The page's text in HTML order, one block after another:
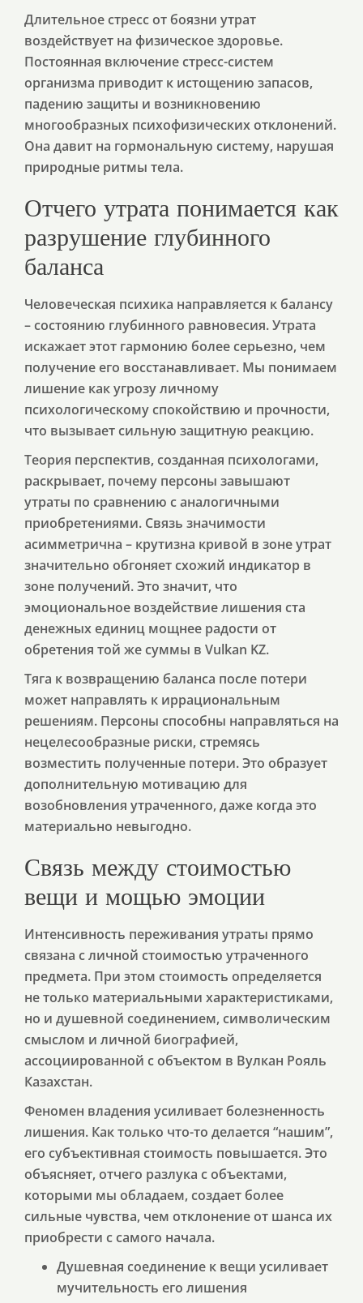
Длительное стресс от боязни утрат
воздействует на физическое здоровье.
Постоянная включение стресс-систем
организма приводит к истощению запасов,
падению защиты и возникновению
многообразных психофизических отклонений.
Она давит на гормональную систему, нарушая
природные ритмы тела.
Отчего утрата понимается как
разрушение глубинного
баланса
Человеческая психика направляется к балансу
– состоянию глубинного равновесия. Утрата
искажает этот гармонию более серьезно, чем
получение его восстанавливает. Мы понимаем
лишение как угрозу личному
психологическому спокойствию и прочности,
что вызывает сильную защитную реакцию.
Теория перспектив, созданная психологами,
раскрывает, почему персоны завышают
утраты по сравнению с аналогичными
приобретениями. Связь значимости
асимметрична – крутизна кривой в зоне утрат
значительно обгоняет схожий индикатор в
зоне получений. Это значит, что
эмоциональное воздействие лишения ста
денежных единиц мощнее радости от
обретения той же суммы в Vulkan KZ.
Тяга к возвращению баланса после потери
может направлять к иррациональным
решениям. Персоны способны направляться на
нецелесообразные риски, стремясь
возместить полученные потери. Это образует
дополнительную мотивацию для
возобновления утраченного, даже когда это
материально невыгодно.
Связь между стоимостью
вещи и мощью эмоции
Интенсивность переживания утраты прямо
связана с личной стоимостью утраченного
предмета. При этом стоимость определяется
не только материальными характеристиками,
но и душевной соединением, символическим
смыслом и личной биографией,
ассоциированной с объектом в Вулкан Рояль
Казахстан.
Феномен владения усиливает болезненность
лишения. Как только что-то делается “нашим”,
его субъективная стоимость повышается. Это
объясняет, отчего разлука с объектами,
которыми мы обладаем, создает более
сильные чувства, чем отклонение от шанса их
приобрести с самого начала.
Душевная соединение к вещи усиливает
мучительность его лишения